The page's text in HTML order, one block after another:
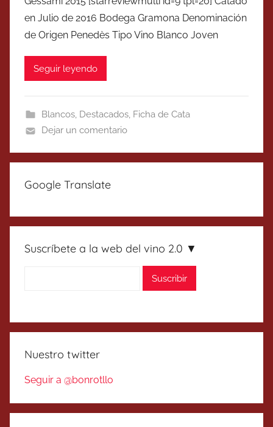
en Julio de 2016 Bodega Gramona Denominación
de Origen Penedès Tipo Vino Blanco Joven
Seguir leyendo
Blancos, Destacados, Ficha de Cata
Dejar un comentario
Google Translate
Suscríbete a la web del vino 2.0 ▼
Nuestro twitter
Seguir a @bonrotllo